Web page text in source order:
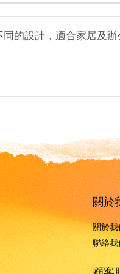
同的設計，適合家居及
關於
關於我
聯絡我